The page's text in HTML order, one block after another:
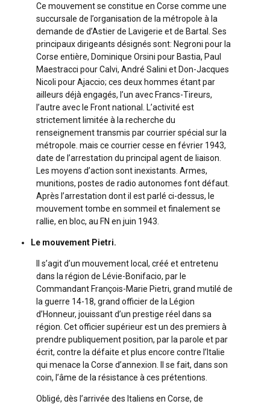
Ce mouvement se constitue en Corse comme une
succursale de l’organisation de la métropole à la
demande de d’Astier de Lavigerie et de Bartal. Ses
principaux dirigeants désignés sont: Negroni pour la
Corse entière, Dominique Orsini pour Bastia, Paul
Maestracci pour Calvi, André Salini et Don-Jacques
Nicoli pour Ajaccio; ces deux hommes étant par
ailleurs déjà engagés, l’un avec Francs-Tireurs,
l’autre avec le Front national. L’activité est
strictement limitée à la recherche du
renseignement transmis par courrier spécial sur la
métropole. mais ce courrier cesse en février 1943,
date de l’arrestation du principal agent de liaison.
Les moyens d’action sont inexistants. Armes,
munitions, postes de radio autonomes font défaut.
Après l’arrestation dont il est parlé ci-dessus, le
mouvement tombe en sommeil et finalement se
rallie, en bloc, au FN en juin 1943.
Le mouvement Pietri.
Il s’agit d’un mouvement local, créé et entretenu
dans la région de Lévie-Bonifacio, par le
Commandant François-Marie Pietri, grand mutilé de
la guerre 14-18, grand officier de la Légion
d’Honneur, jouissant d’un prestige réel dans sa
région. Cet officier supérieur est un des premiers à
prendre publiquement position, par la parole et par
écrit, contre la défaite et plus encore contre l’Italie
qui menace la Corse d’annexion. Il se fait, dans son
coin, l’âme de la résistance à ces prétentions.
Obligé, dès l’arrivée des Italiens en Corse, de